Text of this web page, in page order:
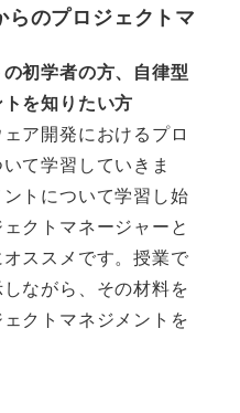
らのプロジェクトマ
初学者の方、自律型
を知りたい方
ア開発におけるプロ
て学習していきま
トについて学習し始
クトマネージャーと
ススメです。授業で
ながら、その材料を
クトマネジメントを